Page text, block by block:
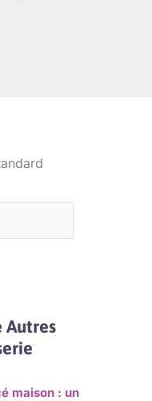
Autres
maison : un